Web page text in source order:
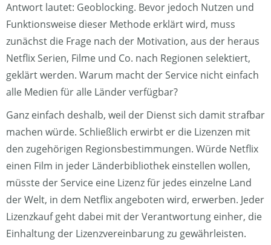
Antwort lautet: Geoblocking. Bevor jedoch Nutzen und
Funktionsweise dieser Methode erklärt wird, muss
zunächst die Frage nach der Motivation, aus der heraus
Netflix Serien, Filme und Co. nach Regionen selektiert,
geklärt werden. Warum macht der Service nicht einfach
alle Medien für alle Länder verfügbar?
Ganz einfach deshalb, weil der Dienst sich damit strafbar
machen würde. Schließlich erwirbt er die Lizenzen mit
den zugehörigen Regionsbestimmungen. Würde Netflix
einen Film in jeder Länderbibliothek einstellen wollen,
müsste der Service eine Lizenz für jedes einzelne Land
der Welt, in dem Netflix angeboten wird, erwerben. Jeder
Lizenzkauf geht dabei mit der Verantwortung einher, die
Einhaltung der Lizenzvereinbarung zu gewährleisten.